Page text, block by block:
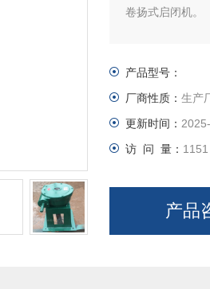
卷扬式启闭机。
产品型号：
厂商性质： 生产
更新时间：
访 问 量： 1151
产品